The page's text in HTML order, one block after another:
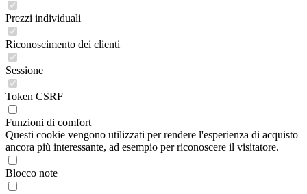
Prezzi individuali
Riconoscimento dei clienti
Sessione
Token CSRF
Funzioni di comfort
Questi cookie vengono utilizzati per rendere l'esperienza di acquisto
ancora più interessante, ad esempio per riconoscere il visitatore.
Blocco note